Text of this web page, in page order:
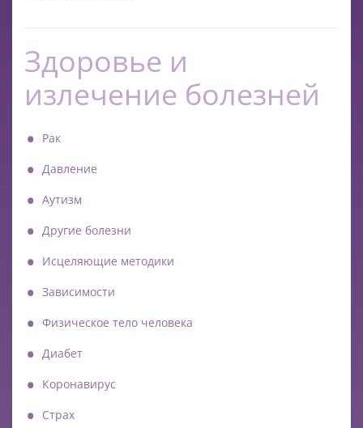
Здоровье и
излечение болезней
Рак
Давление
Аутизм
Другие болезни
Исцеляющие методики
Зависимости
Физическое тело человека
Диабет
Коронавирус
Страх